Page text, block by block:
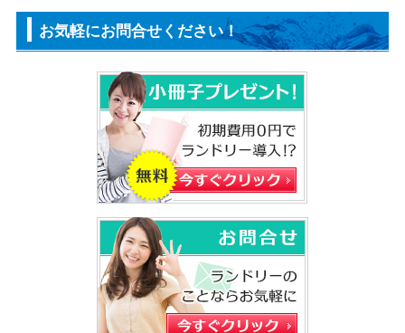
お気軽にお問合せください！